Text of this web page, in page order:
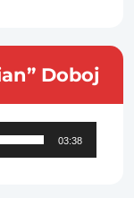
Doboj
03:38